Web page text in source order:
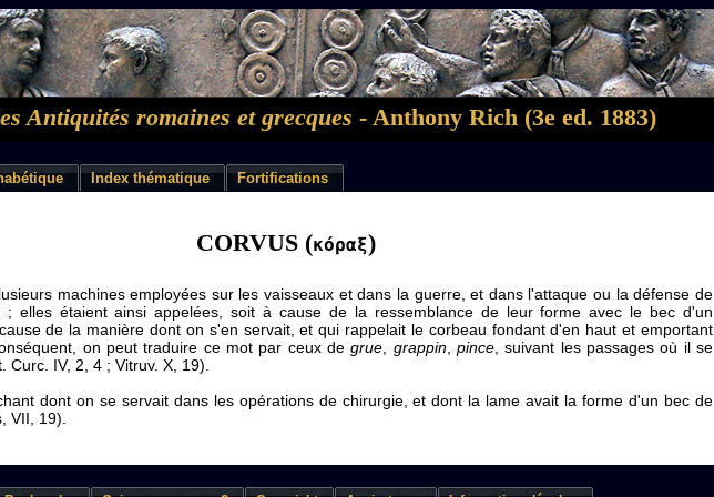
Antiquités romaines et grecques - Anthony Rich (3e ed. 1883)
Index thématique Fortifications
CORVUS (κόραξ)
machines employées sur les vaisseaux et dans la guerre, et dans l'attaque ou la défense de
; elles étaient ainsi appelées, soit à cause de la ressemblance de leur forme avec le bec d'un
de la manière dont on s'en servait, et qui rappelait le corbeau fondant d'en haut et emportant
on peut traduire ce mot par ceux degrue grappin,pince , suivant les passages où il se
Curc. IV, 2, 4 ; Vitruv. X, 19).
dont on se servait dans les opérations de chirurgie, et dont la lame avait la forme d'un bec de
VII, 19).